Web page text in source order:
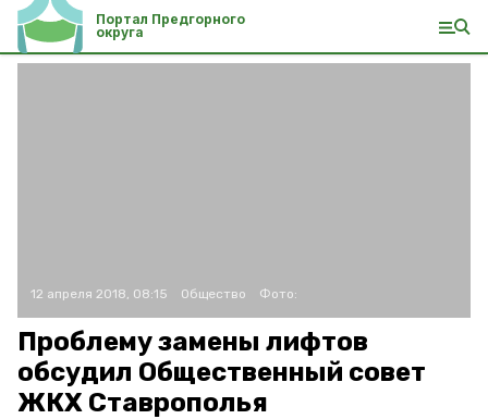
Портал Предгорного
округа
12 апреля 2018, 08:15 Общество Фото:
Проблему замены лифтов
обсудил Общественный совет
ЖКХ Ставрополья